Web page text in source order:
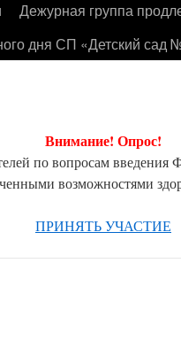
Дежурная группа
дня СП «Детский
Внимание! Опрос!
по вопросам
возможностями
ПРИНЯТЬ УЧАСТИЕ